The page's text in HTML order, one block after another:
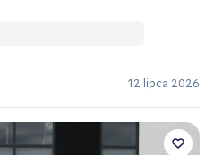
12 lipca 2026